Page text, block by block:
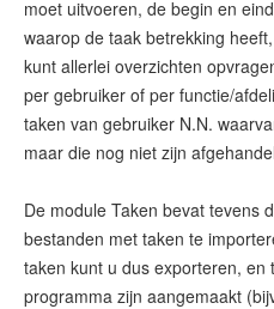
moet uitvoeren, de begin en
waarop de taak betrekking
kunt allerlei overzichten
per gebruiker of per functie/
taken van gebruiker N.N.
maar die nog niet zijn
De module Taken bevat tevens
bestanden met taken te
taken kunt u dus exporteren,
programma zijn aangemaakt